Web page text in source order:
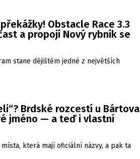
Obstacle Race 3.3
a propojí Nový rybník se
stane dějištěm jedné z největších
Brdské rozcestí u Bártova
jméno — a teď i vlastní
která mají oficiální názvy, a pak ta